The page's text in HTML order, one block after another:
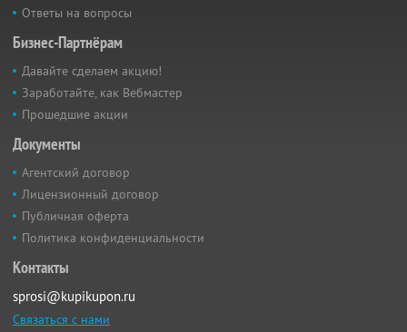
Ответы на вопросы
Бизнес-Партнёрам
Давайте сделаем акцию!
Заработайте, как Вебмастер
Прошедшие акции
Документы
Агентский договор
Лицензионный договор
Публичная оферта
Политика конфиденциальности
Контакты
sprosi@kupikupon.ru
Связаться с нами